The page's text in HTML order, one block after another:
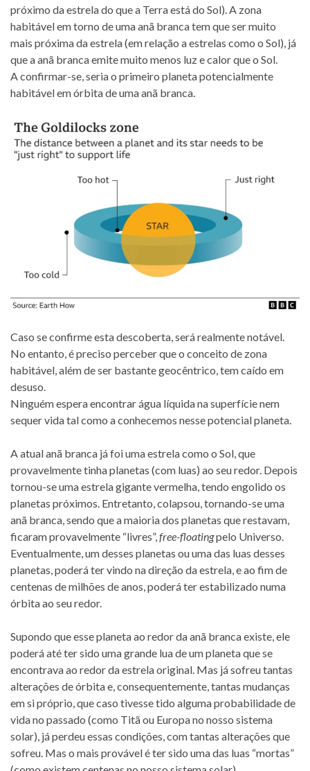
próximo da estrela do que a Terra está do Sol). A zona
habitável em torno de uma anã branca tem que ser muito
mais próxima da estrela (em relação a estrelas como o Sol), já
que a anã branca emite muito menos luz e calor que o Sol.
A confirmar-se, seria o primeiro planeta potencialmente
habitável em órbita de uma anã branca.
Caso se confirme esta descoberta, será realmente notável.
No entanto, é preciso perceber que o conceito de zona
habitável, além de ser bastante geocêntrico, tem caído em
desuso.
Ninguém espera encontrar água líquida na superfície nem
sequer vida tal como a conhecemos nesse potencial planeta.
A atual anã branca já foi uma estrela como o Sol, que
provavelmente tinha planetas (com luas) ao seu redor. Depois
tornou-se uma estrela gigante vermelha, tendo engolido os
planetas próximos. Entretanto, colapsou, tornando-se uma
anã branca, sendo que a maioria dos planetas que restavam,
ficaram provavelmente “livres”,free-floatingpelo Universo.
Eventualmente, um desses planetas ou uma das luas desses
planetas, poderá ter vindo na direção da estrela, e ao fim de
centenas de milhões de anos, poderá ter estabilizado numa
órbita ao seu redor.
Supondo que esse planeta ao redor da anã branca existe, ele
poderá até ter sido uma grande lua de um planeta que se
encontrava ao redor da estrela original. Mas já sofreu tantas
alterações de órbita e, consequentemente, tantas mudanças
em si próprio, que caso tivesse tido alguma probabilidade de
vida no passado (como Titã ou Europa no nosso sistema
solar), já perdeu essas condições, com tantas alterações que
sofreu. Mas o mais provável é ter sido uma das luas “mortas”